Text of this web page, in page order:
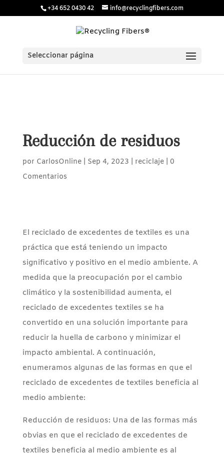
/* Estilos para menú plegable móvil Divi *//* JS para menú
+34 652 0430 42 info@recyclingfibers.com
Seleccionar página
Reducción de residuos
por CarlosOnline| Sep 4, 2023 reciclaje| 0
Comentarios
El reciclado de excedentes de textiles es una
práctica que está teniendo un impacto
significativo y positivo en el medio ambiente. A
medida que la preocupación por el cambio
climático y la sostenibilidad aumenta, el
reciclado de excedentes textiles se ha
convertido en una solución importante para
reducir la huella de carbono y minimizar el
impacto ambiental. A continuación,
enumeramos algunas de las formas en que el
reciclado de excedentes de textiles beneficia al
medio ambiente:
Reducción de residuos: Una de las formas más
obvias en que el reciclado de excedentes de
textiles beneficia al medio ambiente es al